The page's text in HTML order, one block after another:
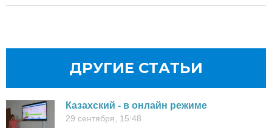
ДРУГИЕ СТАТЬИ
Казахский - в онлайн режиме
29 сентября, 15:48